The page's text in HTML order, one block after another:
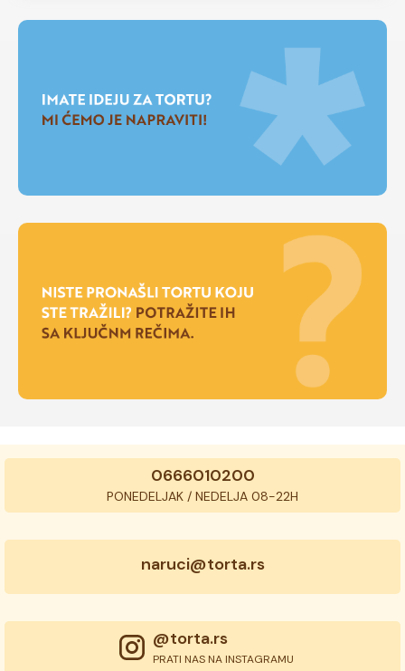
0666010200
PONEDELJAK / NEDELJA 08-22H
naruci@torta.rs
@torta.rs
PRATI NAS NA INSTAGRAMU